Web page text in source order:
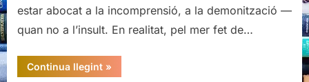
estar abocat a la incomprensió, a la demonització —
quan no a l’insult. En realitat, pel mer fet de…
Continua llegint“La
qüestió
»